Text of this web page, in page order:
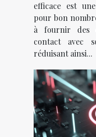
efficace est
pour bon
à fournir des
contact avec
réduisant ainsi...